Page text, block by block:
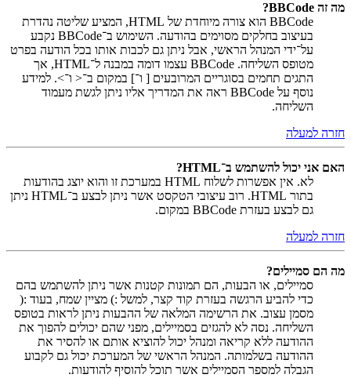
מה זה BBCode?
BBCode הוא צורה מיוחדת של HTML, המציע שליטה נהדרת
בעיצוב בחלקים מסוימים בהודעה. השימוש ב־BBCode נקבע
על־ידי המנהל הראשי, אבל ניתן גם לכבות אותו בכל הודעה בפרט
מטופס השליחה. BBCode עצמו דומה במבנה ל־HTML, אך
התגים תחמים בסוגריים המרובעים [ ו־] במקום ב־< ו־>. למידע
נוסף על BBCode ראה את המדריך אליו ניתן לגשת מעמוד
השליחה.
חזרה למעלה
האם אני יכול להשתמש ב־HTML?
לא. אין אפשרות לשלוח HTML במערכת זו והוא יוצג בהודעות
בתור HTML. רוב עיצובי הטקסט אשר ניתן לבצע ב־HTML ניתן
גם לבצע בעזרת BBCode במקום.
חזרה למעלה
מה הם סמיילים?
סמיילים, או הבעות, הם תמונות קטנות אשר ניתן להשתמש בהם
כדי להביע הרגשה בעזרת קוד קצר, למשל :) מציין שמח, בעוד :(
מסמן עצוב. את הרשימה המלאה של ההבעות ניתן לראות בטופס
השליחה. נסה לא להגזים בסמיילים, מפני שהם יכולים להפוך את
ההודעה ללא קריאה ומנהל יכול להוציא אותם או להסיר את
ההודעה בשלמותה. המנהל הראשי של המערכת יכול גם לקבוע
הגבלה למספר הסמיילים אשר תוכל להוסיף להודעות.